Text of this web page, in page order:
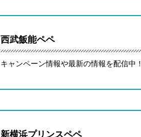
西武飯能ペペ
キャンペーン情報や最新の情報を配信中！
新横浜プリンスペペ